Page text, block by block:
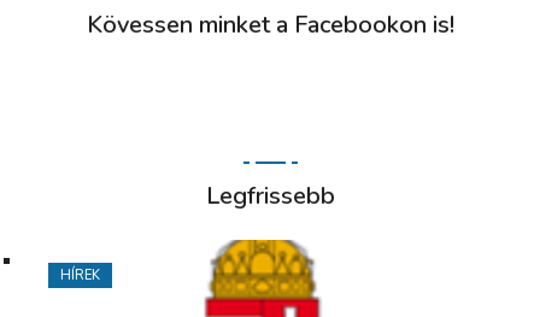
Kövessen minket a Facebookon is!
Legfrissebb
HÍREK